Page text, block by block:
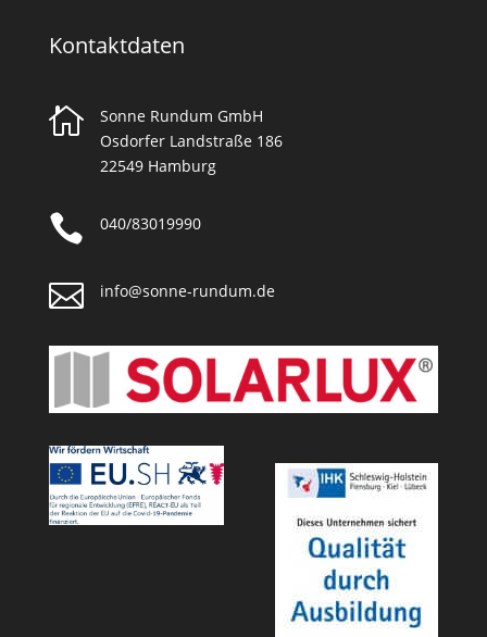
Kontaktdaten

Sonne Rundum GmbH
Osdorfer Landstraße 186
22549 Hamburg
 040/83019990
 info@sonne-rundum.de